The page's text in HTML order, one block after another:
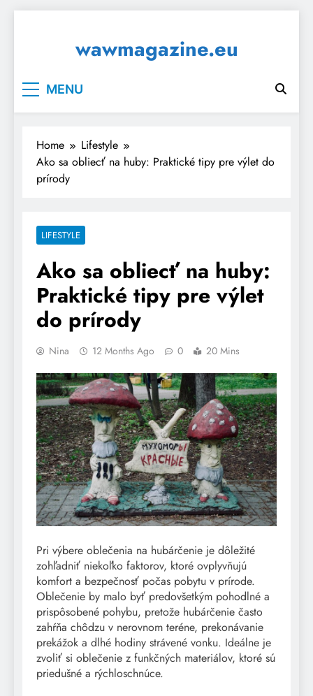
wawmagazine.eu
MENU
Home
Lifestyle
Ako sa obliecť na huby: Praktické tipy pre výlet do
prírody
LIFESTYLE
Ako sa obliecť na huby:
Praktické tipy pre výlet
do prírody
Nina 12 Months Ago 0 20 Mins
Pri výbere oblečenia na hubárčenie je dôležité
zohľadniť niekoľko faktorov, ktoré ovplyvňujú
komfort a bezpečnosť počas pobytu v prírode.
Oblečenie by malo byť predovšetkým pohodlné a
prispôsobené pohybu, pretože hubárčenie často
zahŕňa chôdzu v nerovnom teréne, prekonávanie
prekážok a dlhé hodiny strávené vonku. Ideálne je
zvoliť si oblečenie z funkčných materiálov, ktoré sú
priedušné a rýchloschnúce.